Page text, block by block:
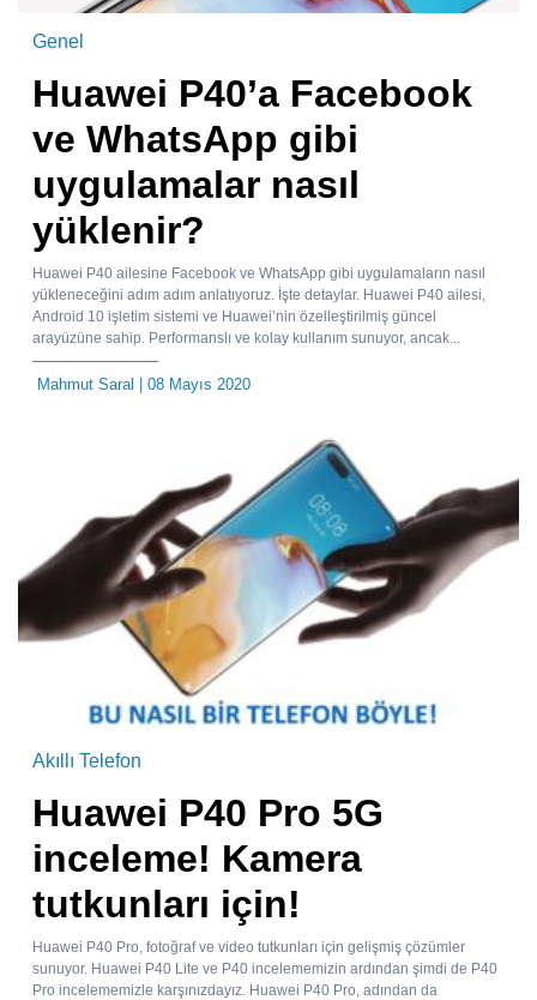
Genel
Huawei P40’a Facebook
ve WhatsApp gibi
uygulamalar nasıl
yüklenir?
Huawei P40 ailesine Facebook ve WhatsApp gibi uygulamaların nasıl
yükleneceğini adım adım anlatıyoruz. İşte detaylar. Huawei P40 ailesi,
Android 10 işletim sistemi ve Huawei’nin özelleştirilmiş güncel
arayüzüne sahip. Performanslı ve kolay kullanım sunuyor, ancak...
Mahmut Saral | 08 Mayıs 2020
Akıllı Telefon
Huawei P40 Pro 5G
inceleme! Kamera
tutkunları için!
Huawei P40 Pro, fotoğraf ve video tutkunları için gelişmiş çözümler
sunuyor. Huawei P40 Lite ve P40 incelememizin ardından şimdi de P40
Pro incelememizle karşınızdayız. Huawei P40 Pro, adından da